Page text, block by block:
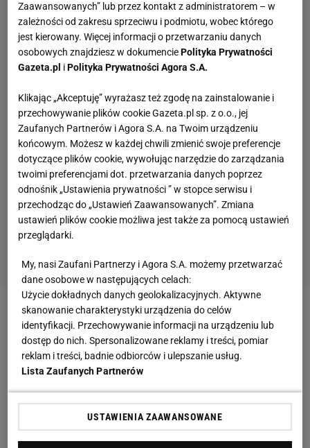
Bayern Monachium udanie rozpoczął zmagania w
fazie grupowejLigi Mistrzów. Zespół prowadzony
przez Juliana Nagelsmanna najpierw pokonał 3:0
Barcelonę, a potem wygrał 5:0 z Dynamem Kijów.
Robert Lewandowskizdobył cztery bramki w obu
spotkaniach, dzięki czemu znalazł się w czołówce
Zaawansowanych” lub przez kontakt z administratorem – w
zależności od zakresu sprzeciwu i podmiotu, wobec którego
jest kierowany. Więcej informacji o przetwarzaniu danych
osobowych znajdziesz w dokumenciePolityka Prywatności
Gazeta.pl iPolityka Prywatności Agora S.A.
Klikając „Akceptuję” wyrażasz też zgodę na zainstalowanie i
przechowywanie plików cookie Gazeta.pl sp. z o.o., jej
Zaufanych Partnerów i Agora S.A. na Twoim urządzeniu
końcowym. Możesz w każdej chwili zmienić swoje preferencje
dotyczące plików cookie, wywołując narzędzie do zarządzania
twoimi preferencjami dot. przetwarzania danych poprzez
odnośnik „Ustawienia prywatności ” w stopce serwisu i
przechodząc do „Ustawień Zaawansowanych”. Zmiana
ustawień plików cookie możliwa jest także za pomocą ustawień
przeglądarki.
My, nasi Zaufani Partnerzy i Agora S.A. możemy przetwarzać
dane osobowe w następujących celach:
Użycie dokładnych danych geolokalizacyjnych. Aktywne
skanowanie charakterystyki urządzenia do celów
identyfikacji. Przechowywanie informacji na urządzeniu lub
dostęp do nich. Spersonalizowane reklamy i treści, pomiar
reklam i treści, badnie odbiorców i ulepszanie usług.
Lista Zaufanych Partnerów
USTAWIENIA ZAAWANSOWANE